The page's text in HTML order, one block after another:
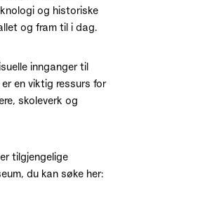
og historiske
og fram til i dag.
innganger til
en viktig ressurs for
skoleverk og
tilgjengelige
du kan søke her: